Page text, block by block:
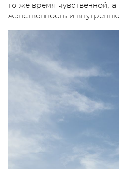
то же время чувственной,
женственность и